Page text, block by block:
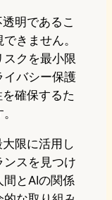
明であるこ
きません。
クを最小限
イバシー保護
確保するた
限に活用し
スを見つけ
間とAIの関係